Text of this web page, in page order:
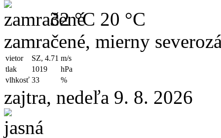
32 °C 20 °C
zamračené, mierny
vietor SZ, 4.71 m/s
tlak
1019
hPa
vlhkosť 33 %
zajtra, nedeľa 9. 8. 2026